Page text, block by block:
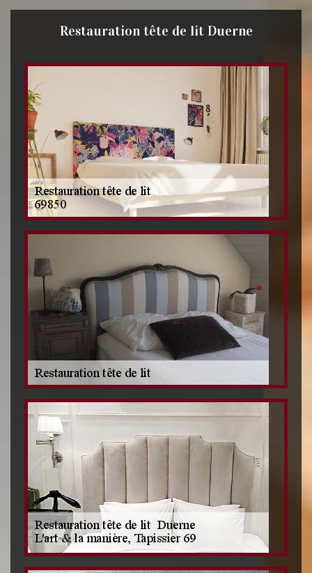
Restauration tête de lit Duerne